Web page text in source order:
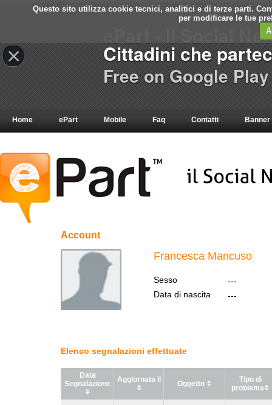
Questo sito utilizza cookie tecnici, analitici e di terze parti.
per modificare le tue
Home ePart Mobile Faq Contatti Banner
Account
Francesca Mancuso
Sesso
---
Data di nascita
---
Elenco segnalazioni effettuate
Data
Segnalazione
Aggiornata il Oggetto
Tipo di
problema
×
ePart - Il Social
Cittadini che
Free on Google Play